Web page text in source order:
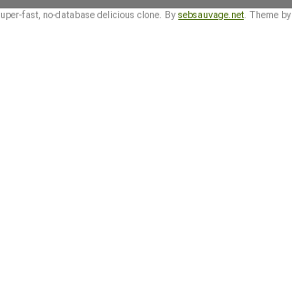
fast, no-database delicious clone. By sebsauvage.net. Theme by